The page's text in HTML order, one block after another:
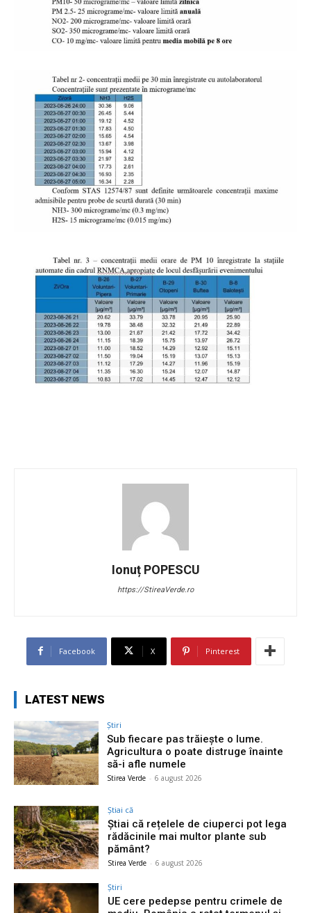
Ionuț POPESCU
https://StireaVerde.ro
Facebook X Pinterest
LATEST NEWS
Știri
Sub fiecare pas trăiește o lume.
Agricultura o poate distruge înainte
să-i afle numele
Stirea Verde - 6 august 2026
Știai că
Știai că rețelele de ciuperci pot lega
rădăcinile mai multor plante sub
pământ?
Stirea Verde - 6 august 2026
Știri
UE cere pedepse pentru crimele de